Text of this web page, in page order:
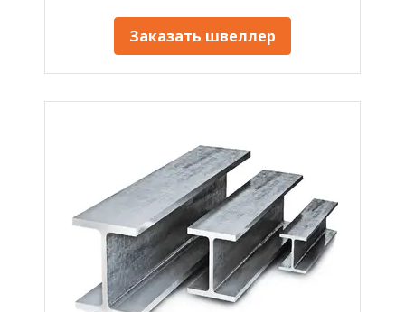
Заказать швеллер